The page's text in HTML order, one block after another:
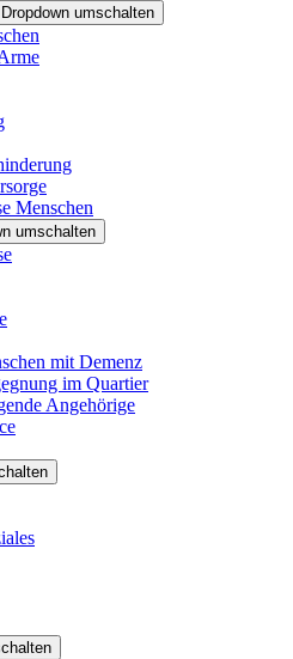
Dropdown umschalten
Menschen
umschalten
mit Demenz
im Quartier
Angehörige